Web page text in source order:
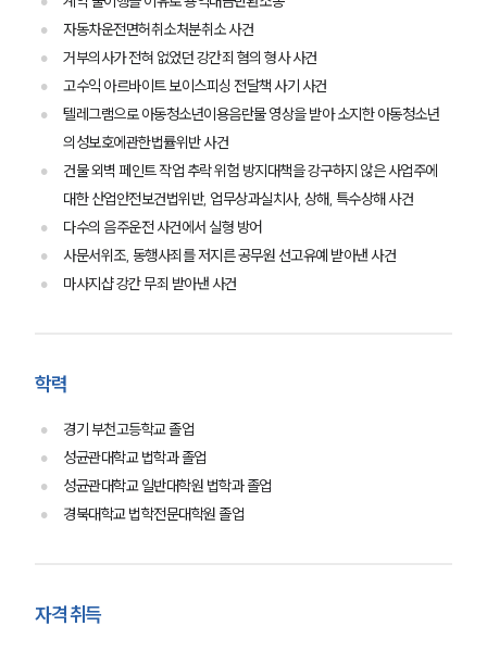
대륜의 강점
오시는 길
글로벌 파트너 로펌
고객의 소리
자동차운전면허취소처분취소 사건
거부의사가 전혀 없었던 강간죄 혐의 형사 사건
고수익 아르바이트 보이스피싱 전달책 사기 사건
텔레그램으로 아동청소년이용음란물 영상을 받아 소지한 아동청소년
의성보호에관한법률위반 사건
건물 외벽 페인트 작업 추락 위험 방지대책을 강구하지 않은 사업주에
대한 산업안전보건법위반, 업무상과실치사, 상해, 특수상해 사건
다수의 음주운전 사건에서 실형 방어
사문서위조, 동행사죄를 저지른 공무원 선고유예 받아낸 사건
마사지샵 강간 무죄 받아낸 사건
학력
경기 부천고등학교 졸업
성균관대학교 법학과 졸업
성균관대학교 일반대학원 법학과 졸업
경북대학교 법학전문대학원 졸업
자격 취득